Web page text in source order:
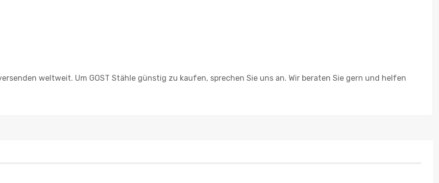
weltweit. Um GOST Stähle günstig zu kaufen, sprechen Sie uns an. Wir beraten Sie gern und helfen